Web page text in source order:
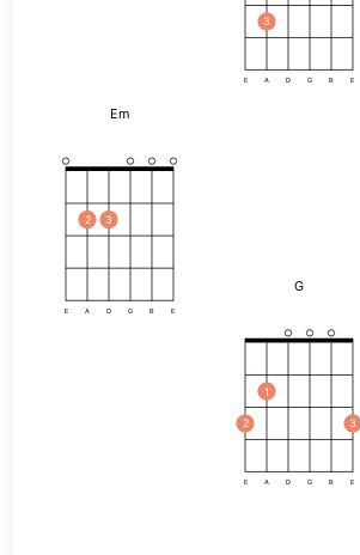
3
E A D G B E
Em
2 3
E A D G B E
G
2
1
3
E A D G B E